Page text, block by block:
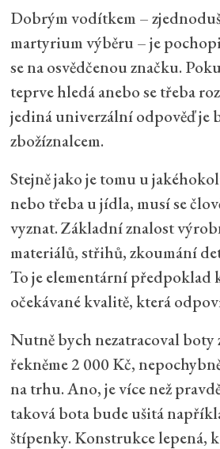
Dobrým vodítkem –
martyrium výběru – je
se na osvědčenou značku.
teprve hledá anebo se třeba
jediná univerzální odpověď je
zbožíznalcem.
Stejně jako je tomu u
nebo třeba u jídla, musí se
vyznat. Základní znalost
materiálů, střihů, zkoumání
To je elementární předpoklad
očekávané kvalitě, která
Nutně bych nezatracoval boty
řekněme 2 000 Kč,
na trhu. Ano, je více než
taková bota bude ušitá
štípenky. Konstrukce lepená,